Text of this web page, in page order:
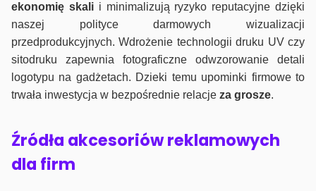
ekonomię skalii minimalizują ryzyko reputacyjne dzięki
naszej polityce darmowych wizualizacji
przedprodukcyjnych. Wdrożenie technologii druku UV czy
sitodruku zapewnia fotograficzne odwzorowanie detali
logotypu na gadżetach. Dzieki temu upominki firmowe to
trwała inwestycja w bezpośrednie relacje za grosze.
Źródła akcesoriów reklamowych
dla firm